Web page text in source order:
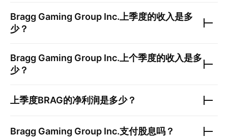
Bragg Gaming Group Inc. 上季度的收入是多
少？
Bragg Gaming Group Inc. 上个季度的收入是多
少？
上季度BRAG的净利润是多少？
Bragg Gaming Group Inc.支付股息吗？